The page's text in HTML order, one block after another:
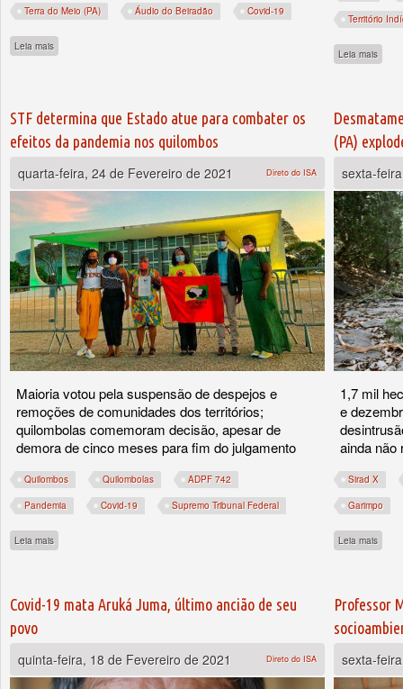
Terra do Meio (PA) Áudio do Beiradão Covid-19
Leia mais sobre Da floresta para o mundo: podcast dos beiradeiros da Terra do Meio é
Território
Leia mais
STF determina que Estado atue para combater os
efeitos da pandemia nos quilombos
quarta-feira, 24 de Fevereiro de 2021
Direto do ISA
Maioria votou pela suspensão de despejos e
remoções de comunidades dos territórios;
quilombolas comemoram decisão, apesar de
demora de cinco meses para fim do julgamento
Quilombos Quilombolas ADPF 742
Pandemia Covid-19 Supremo Tribunal Federal
Leia mais sobre STF determina que Estado atue para combater os efeitos da pandemia nos
(PA)
sexta-
1,7 mil
e
ainda não
Sirad X
Garimpo
Leia mais
Covid-19 mata Aruká Juma, último ancião de seu
povo
quinta-feira, 18 de Fevereiro de 2021
Direto do ISA
Professor
sexta-